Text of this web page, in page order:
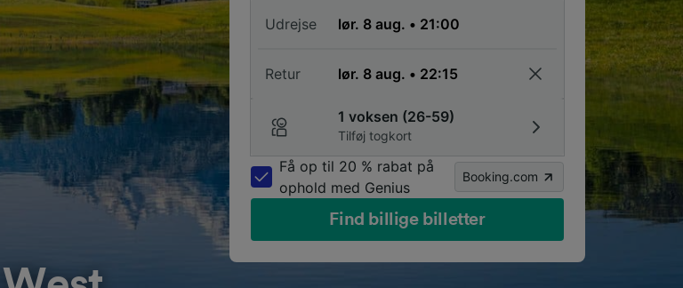
Udrejse
Retur
1 voksen (26-59)
Tilføj togkort
Få op til 20 % rabat på
ophold med Genius
Booking.com
Find billige billetter